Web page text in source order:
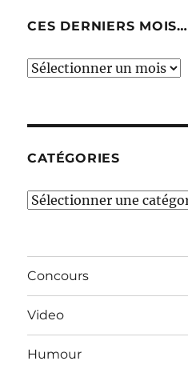
CES DERNIERS MOIS…
Ces
CATÉGORIES
Catégories
Concours
Video
Humour